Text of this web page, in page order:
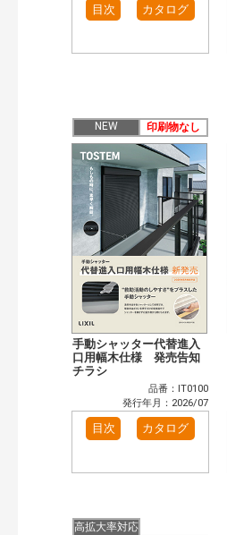
目次 カタログ
NEW 印刷物なし
手動シャッター代替進入
口用幅木仕様 発売告知
チラシ
品番：IT0100
発行年月：2026/07
目次 カタログ
高拡大率対応